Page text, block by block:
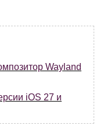
Wayland
iOS 27 и